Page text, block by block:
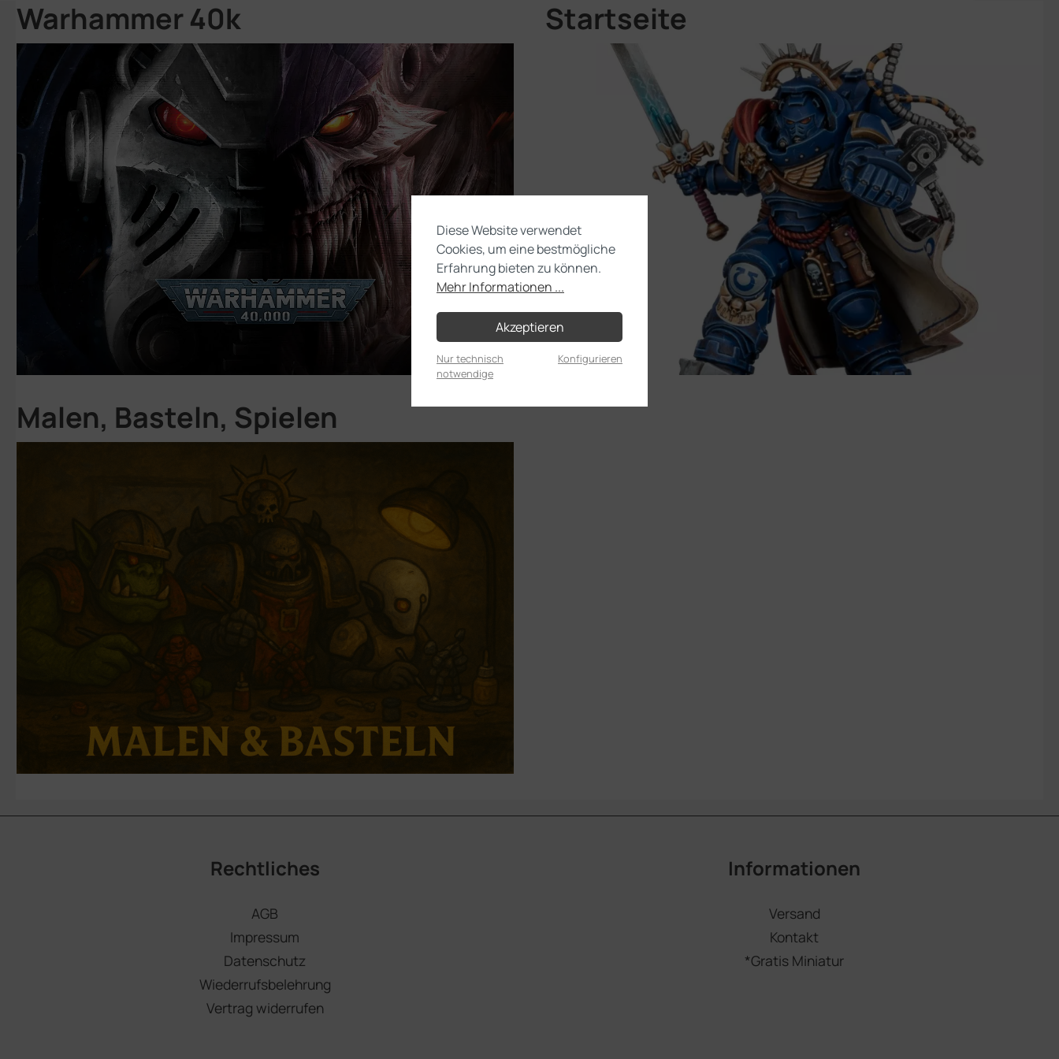
Warhammer 40k Startseite
Malen, Basteln, Spielen
Rechtliches
AGB
Impressum
Datenschutz
Wiederrufsbelehrung
Vertrag widerrufen
Informationen
Versand
Kontakt
*Gratis Miniatur
Diese Website verwendet
Cookies, um eine bestmögliche
Erfahrung bieten zu können.
Mehr Informationen ...
Akzeptieren
Nur technisch
notwendige
Konfigurieren